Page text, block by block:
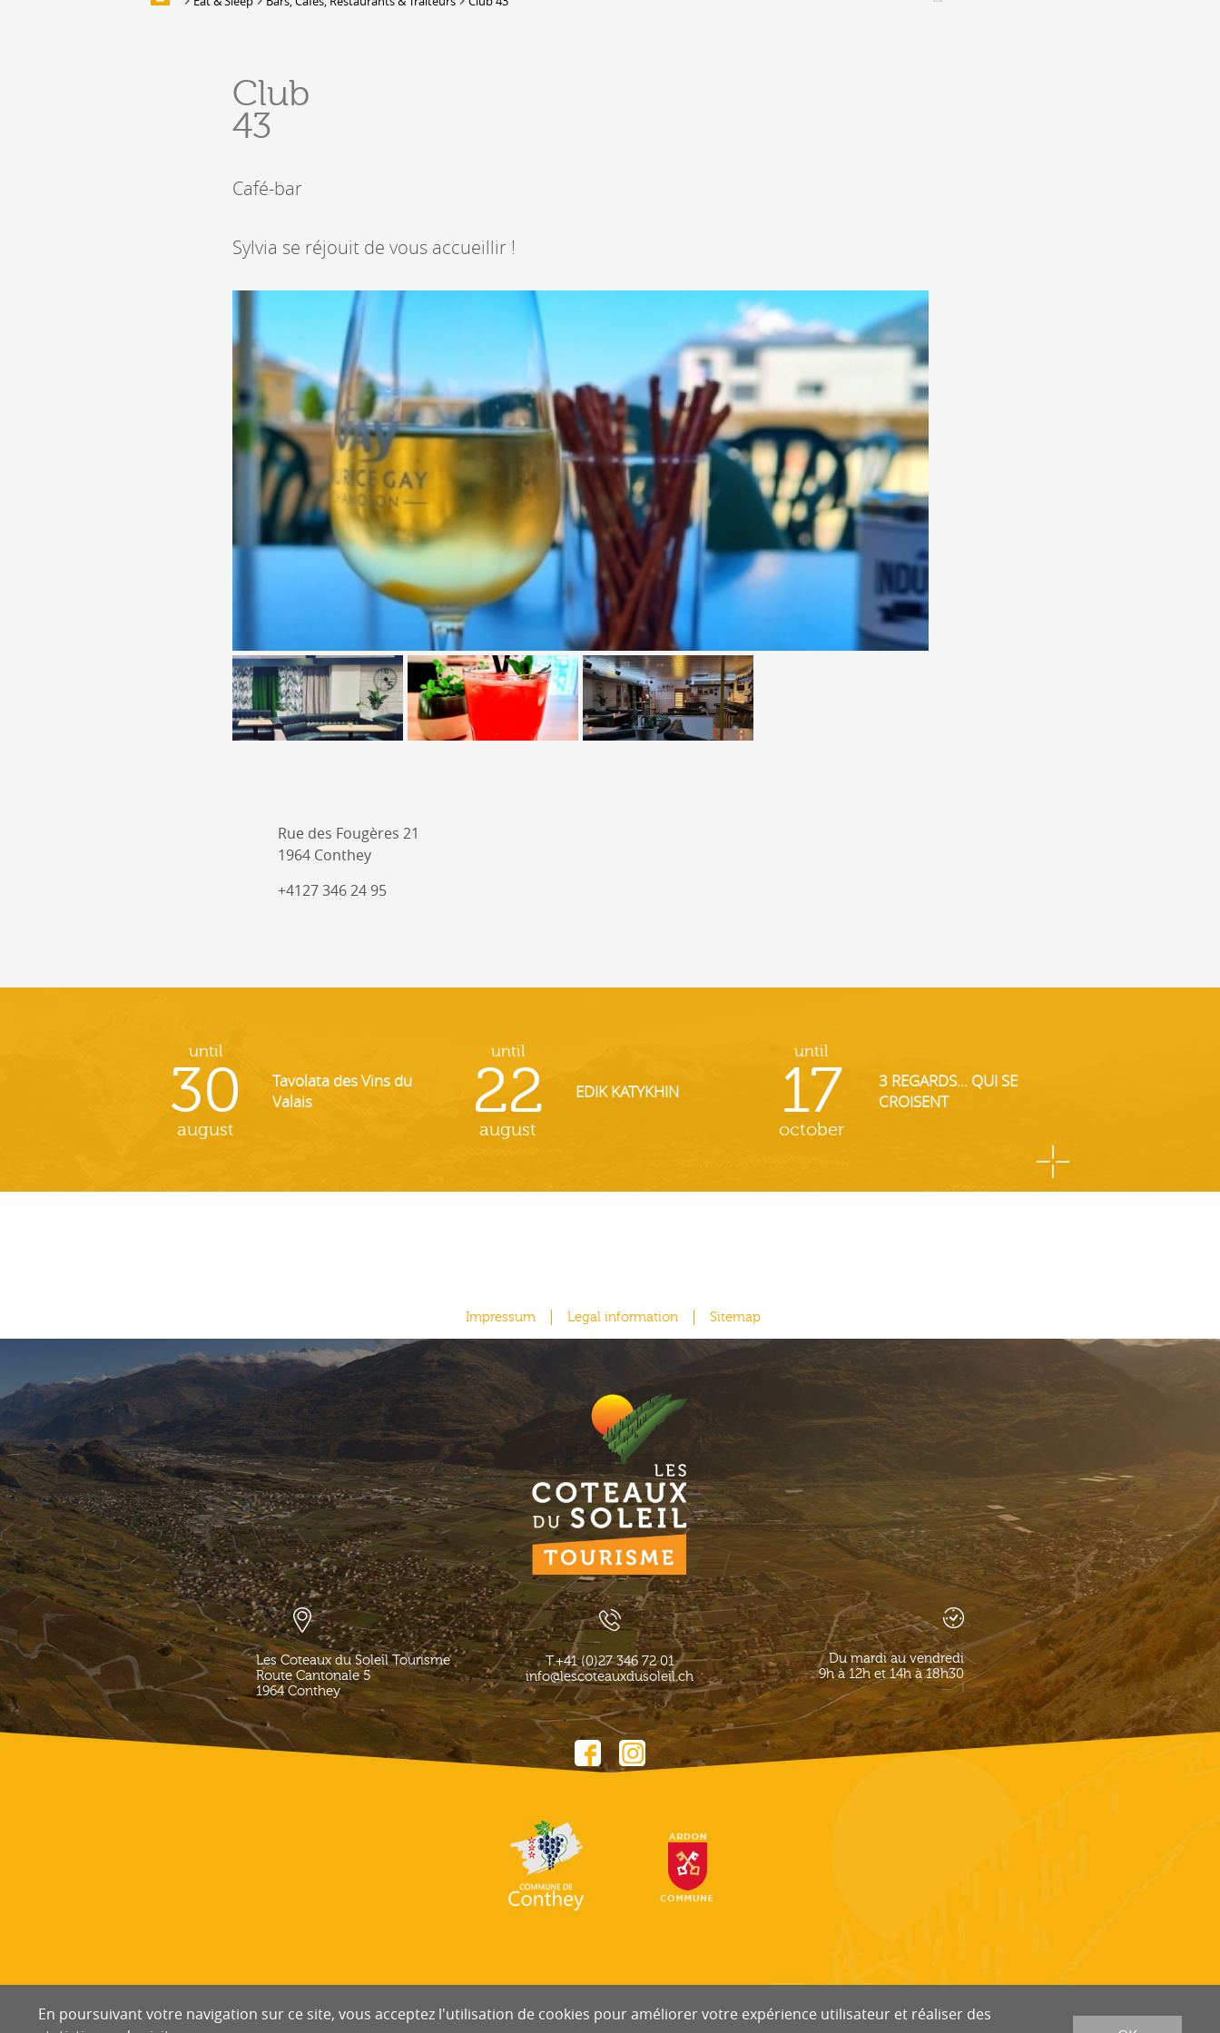
EAT & SLEEP
Accommodation
Location de salles et de couverts
Accès
Club
43
Café-bar
Sylvia se réjouit de vous accueillir !
Rue des Fougères 21
1964 Conthey
+4127 346 24 95
until
30
august
Tavolata des Vins du
Valais
until
22
august
EDIK KATYKHIN
until
17
october
3 REGARDS... QUI SE
CROISENT
Impressum Legal information Sitemap
Les Coteaux du Soleil Tourisme
Route Cantonale 5
1964 Conthey
T.+41 (0)27 346 72 01
info@lescoteauxdusoleil.ch
Du mardi au vendredi
9h à 12h et 14h à 18h30
En poursuivant votre navigation sur ce site, vous acceptez l'utilisation de cookies pour améliorer votre expérience utilisateur et réaliser des